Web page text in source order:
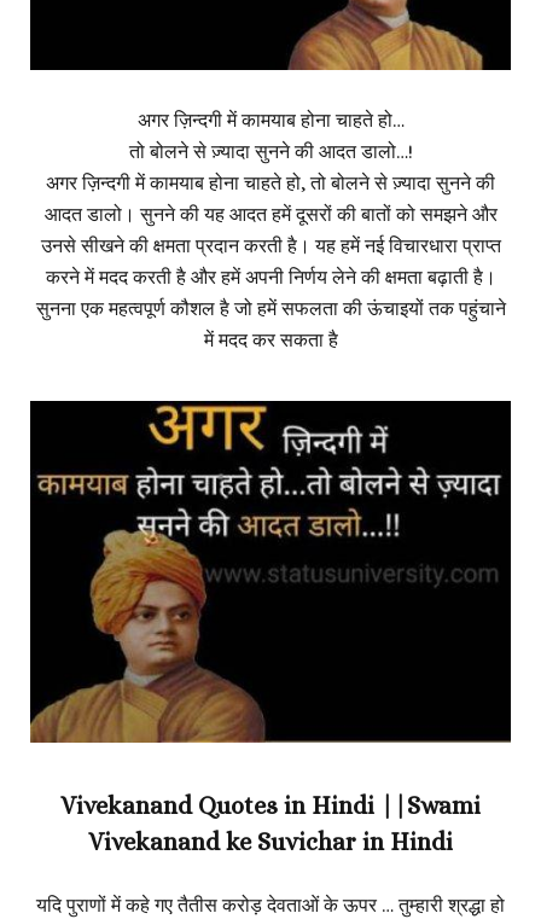
अगर ज़िन्दगी में कामयाब होना चाहते हो…
तो बोलने से ज़्यादा सुनने की आदत डालो…!
अगर ज़िन्दगी में कामयाब होना चाहते हो, तो बोलने से ज़्यादा सुनने की
आदत डालो। सुनने की यह आदत हमें दूसरों की बातों को समझने और
उनसे सीखने की क्षमता प्रदान करती है। यह हमें नई विचारधारा प्राप्त
करने में मदद करती है और हमें अपनी निर्णय लेने की क्षमता बढ़ाती है।
सुनना एक महत्वपूर्ण कौशल है जो हमें सफलता की ऊंचाइयों तक पहुंचाने
में मदद कर सकता है
Vivekanand Quotes in Hindi ||Swami
Vivekanand ke Suvichar in Hindi
यदि पुराणों में कहे गए तैतीस करोड़ देवताओं के ऊपर … तुम्हारी श्रद्धा हो